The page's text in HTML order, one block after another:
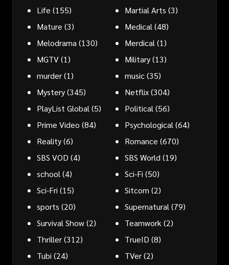
Life (155) Martial Arts (3)
Mature (3) Medical(48)
Melodrama(130) Merdical(1)
MGTV(1) Military(13)
murder(1) music(35)
Mystery(345) Netflix(304)
PlayList Global(5) Political(56)
Prime Video (84) Psychological(64)
Reality(6) Romance (670)
SBS VOD (4) SBS World(19)
school(4) Sci-Fi (50)
Sci-Fri (15) Sitcom (2)
sports (20) Supernatural(79)
Survival Show(2) Teamwork(2)
Thriller(312) TrueID (8)
Tubi (24) TVer(2)